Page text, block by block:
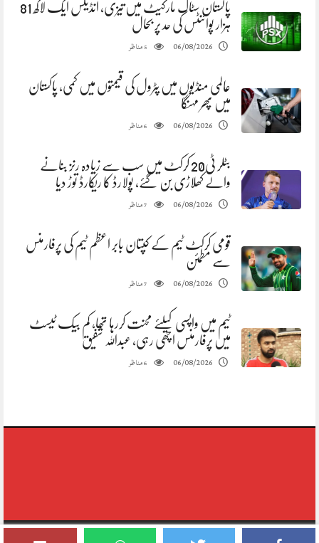
پاکستان سٹاک مارکیٹ میں تیزی، انڈیکس ایک لاکھ 81
ہزار پوائنٹس کی حد پر بحال
06/08/2026
5مناظر
عالمی منڈیوں میں پٹرول کی قیمتوں میں کمی، پاکستان
میں پھر مہنگا
06/08/2026
6مناظر
بٹلر ٹی20 کرکٹ میں سب سے زیادہ رنز بنانے
والے کھلاڑی بن گئے، پولارڈ کا ریکارڈ توڑ دیا
06/08/2026
7مناظر
قومی کرکٹ ٹیم کے کپتان بابر اعظم ٹیم کی پرفارمنس
سے مطمئن
06/08/2026
7مناظر
ٹیم میں واپسی کیلئے محنت کررہا تھا، کم بیک ٹیسٹ
میں پرفارمنس اچھی رہی، عبداللہ شفیق
06/08/2026
6مناظر